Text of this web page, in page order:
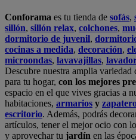
Conforama es tu tienda de sofás,
sillón, sillón relax, colchones,
dormitorio de juvenil,
cocinas a medida, decoración,
microondas, lavavajillas,
Descubre nuestra amplia variedad
para tu hogar, con los mejores
espacio en el que vives gracias a
habitaciones, armarios y
escritorio. Además, podrás
artículos, tener el mejor ocio con
y aprovechar tu jardín en las